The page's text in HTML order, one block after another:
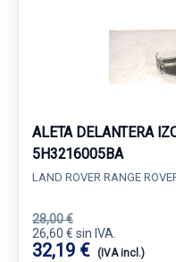
ALETA DELANTERA
5H3216005BA
LAND ROVER RANGE
28,00 €
26,60 € sin IVA.
32,19 € (IVA incl.)